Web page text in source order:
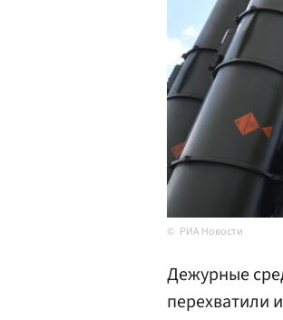
РИА Новости
Дежурные
перехватили